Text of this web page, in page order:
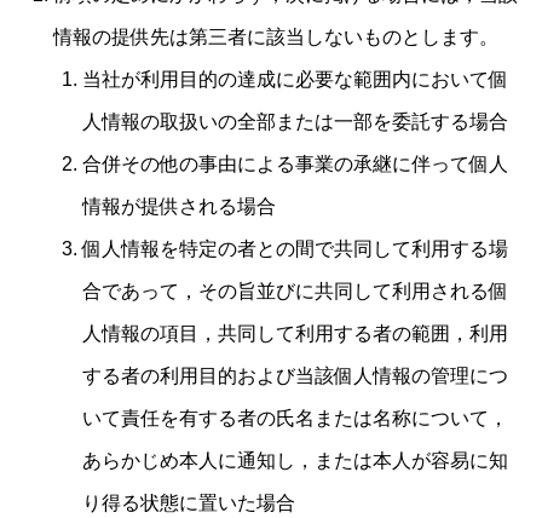
情報の提供先は第三者に該当しないものとします。
当社が利用目的の達成に必要な範囲内において個
人情報の取扱いの全部または一部を委託する場合
合併その他の事由による事業の承継に伴って個人
情報が提供される場合
個人情報を特定の者との間で共同して利用する場
合であって，その旨並びに共同して利用される個
人情報の項目，共同して利用する者の範囲，利用
する者の利用目的および当該個人情報の管理につ
いて責任を有する者の氏名または名称について，
あらかじめ本人に通知し，または本人が容易に知
り得る状態に置いた場合